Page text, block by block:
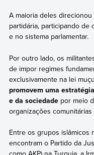
A maioria deles
partidária, participando de
e no sistema parlamentar.
Por outro lado, os
de impor regimes
exclusivamente na lei
promovem uma
e da sociedadepor meio
organizações
Entre os grupos islâmicos
encontram o Partido da